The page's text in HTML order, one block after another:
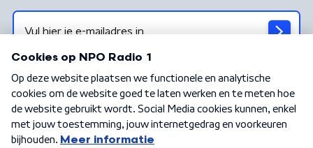
Algemene voorwaarden Privacybeleid